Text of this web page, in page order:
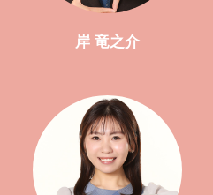
岸 竜之介